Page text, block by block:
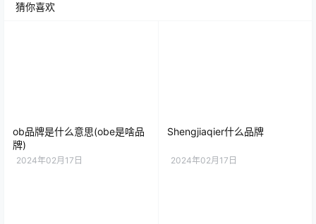
猜你喜欢
ob品牌是什么意思(obe是啥品
牌)
2024年02月17日
Shengjiaqier什么品牌
2024年02月17日